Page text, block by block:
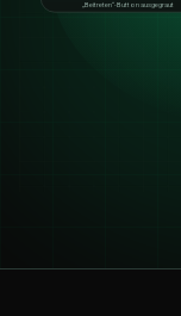
„Beitreten“-Button ausgegraut